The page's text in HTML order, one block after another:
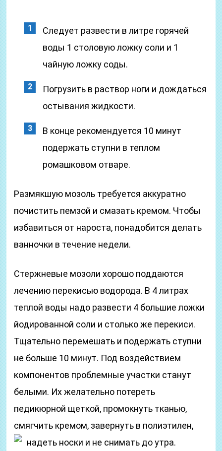
Следует развести в литре горячей
воды 1 столовую ложку соли и 1
чайную ложку соды.
Погрузить в раствор ноги и дождаться
остывания жидкости.
В конце рекомендуется 10 минут
подержать ступни в теплом
ромашковом отваре.
Размякшую мозоль требуется аккуратно
почистить пемзой и смазать кремом. Чтобы
избавиться от нароста, понадобится делать
ванночки в течение недели.
Стержневые мозоли хорошо поддаются
лечению перекисью водорода. В 4 литрах
теплой воды надо развести 4 большие ложки
йодированной соли и столько же перекиси.
Тщательно перемешать и подержать ступни
не больше 10 минут. Под воздействием
компонентов проблемные участки станут
белыми. Их желательно потереть
педикюрной щеткой, промокнуть тканью,
смягчить кремом, завернуть в полиэтилен,
надеть носки и не снимать до утра.